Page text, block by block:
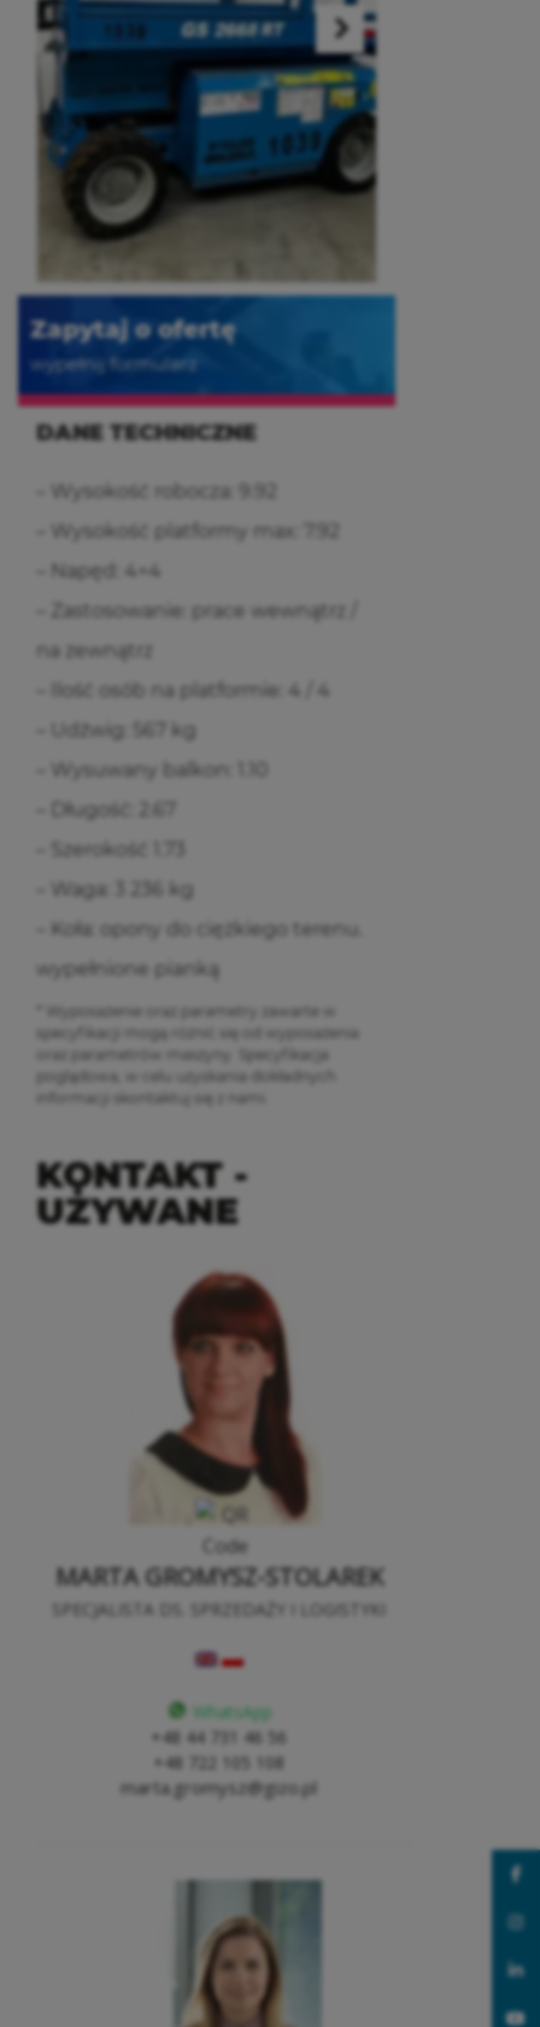
Zapytaj o ofertę
wypełnij formularz
DANE TECHNICZNE
– Wysokość robocza: 9.92
– Wysokość platformy max: 7.92
– Napęd: 4×4
– Zastosowanie: prace wewnątrz /
na zewnątrz
– Ilość osób na platformie: 4 / 4
– Udźwig: 567 kg
– Wysuwany balkon: 1.10
– Długość: 2.67
– Szerokość 1.73
– Waga: 3 236 kg
– Koła: opony do ciężkiego terenu.
wypełnione pianką
* Wyposażenie oraz parametry zawarte w
specyfikacji mogą różnić się od wyposażenia
oraz parametrów maszyny. Specyfikacja
poglądowa, w celu uzyskania dokładnych
informacji skontaktuj się z nami.
KONTAKT -
UŻYWANE
MARTA GROMYSZ-STOLAREK
SPECJALISTA DS. SPRZEDAŻY I LOGISTYKI
WhatsApp
+48 44 731 46 56
+48 722 105 108
marta.gromysz@gizo.pl